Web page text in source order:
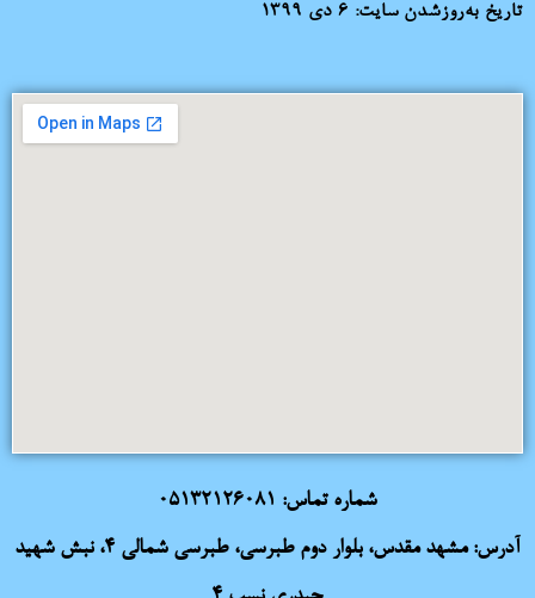
تاریخ به‌روزشدن سایت: ۶ دی ۱۳۹۹
شماره تماس: 05132126081
آدرس: مشهد مقدس، بلوار دوم طبرسی، طبرسی شمالی 4، نبش شهید